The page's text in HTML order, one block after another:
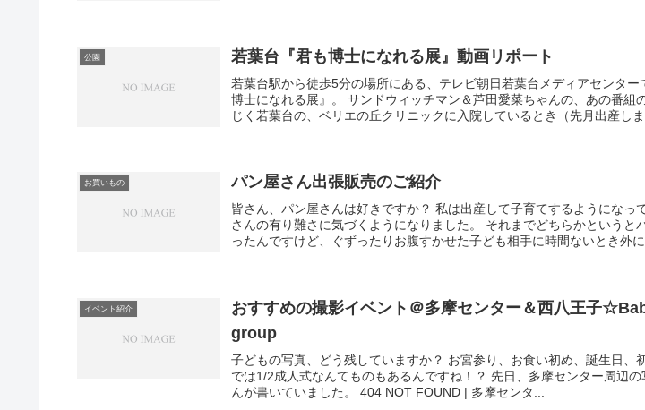
公園 若葉台『君も博士になれる展』動画リポート
若葉台駅から徒歩5分の場所にある、テレビ朝日若葉台メディアセンター
博士になれる展』。 サンドウィッチマン＆芦田愛菜ちゃんの、あの番組
じく若葉台の、ベリエの丘クリニックに入院しているとき（先月出産しま
お買いもの パン屋さん出張販売のご紹介
皆さん、パン屋さんは好きですか？ 私は出産して子育てするようになっ
さんの有り難さに気づくようになりました。 それまでどちらかというと
ったんですけど、ぐずったりお腹すかせた子ども相手に時間ないとき外
イベント紹介
おすすめの撮影イベント＠多摩センター＆西八王子
group
子どもの写真、どう残していますか？ お宮参り、お食い初め、誕生日、
では1/2成人式なんてものもあるんですね！？ 先日、多摩センター周辺
んが書いていました。 404 NOT FOUND | 多摩センタ...